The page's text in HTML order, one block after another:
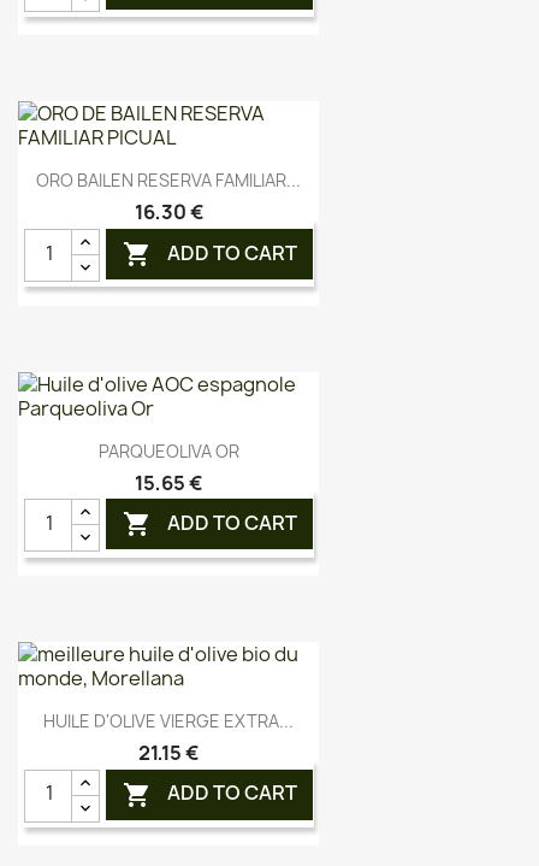
Aperçu rapide
ORO BAILEN RESERVA FAMILIAR...
16,30 €
 ADD TO CART
Aperçu rapide
PARQUEOLIVA OR
15,65 €
 ADD TO CART
Aperçu rapide
HUILE D'OLIVE VIERGE EXTRA...
21,15 €
 ADD TO CART